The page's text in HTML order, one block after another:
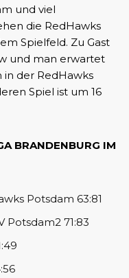
und viel
die RedHawks
Spielfeld. Zu Gast
und man erwartet
in der RedHawks
Spiel ist um 16
BRANDENBURG IM
Potsdam 63:81
Potsdam2 71:83